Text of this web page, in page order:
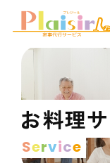
プレジールにつ
サービス案内
料金プラン
初めてご利用の
お料理
Service